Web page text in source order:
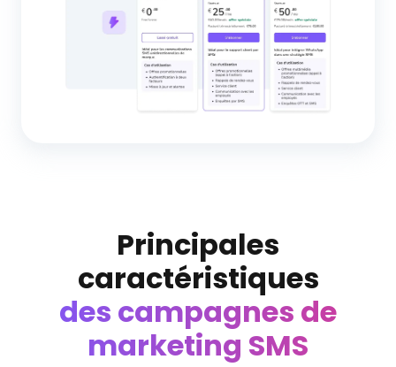
Principales
caractéristiques
des campagnes de
marketing SMS